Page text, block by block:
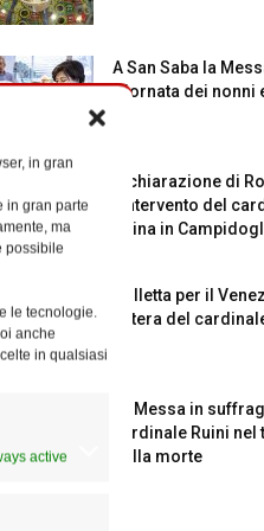
in gran
in gran parte
ma
possibile
le tecnologie.
anche
in qualsiasi
active
A San Saba la
Giornata dei nonni
Dichiarazione di
l’intervento del
Reina in
Colletta per il
lettera del
La Messa in
cardinale Ruini
della morte